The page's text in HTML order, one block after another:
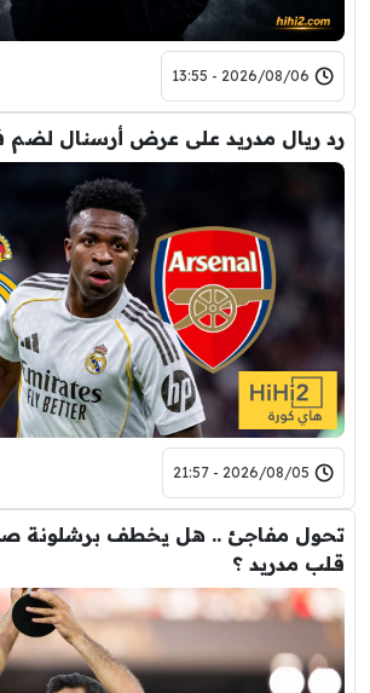
2026/08/06 - 13:55
رد ريال مدريد على عرض أرسنال
2026/08/05 - 21:57
تحول مفاجئ .. هل يخطف برشلونة
قلب مدريد ؟